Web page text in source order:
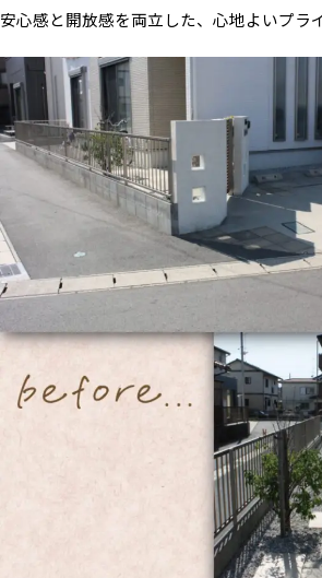
安心感と開放感を両立した、心地よいプラ